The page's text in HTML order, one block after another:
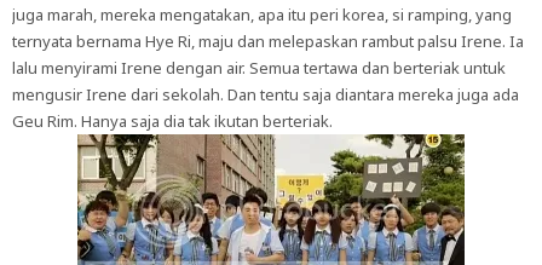
juga marah, mereka mengatakan, apa itu peri korea, si ramping, yang
ternyata bernama Hye Ri, maju dan melepaskan rambut palsu Irene. Ia
lalu menyirami Irene dengan air. Semua tertawa dan berteriak untuk
mengusir Irene dari sekolah. Dan tentu saja diantara mereka juga ada
Geu Rim. Hanya saja dia tak ikutan berteriak.